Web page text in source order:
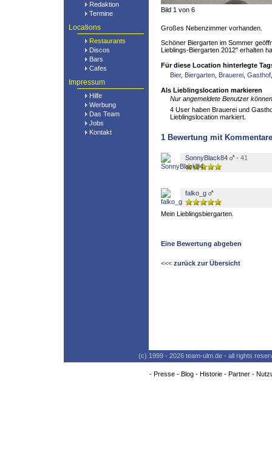
Redaktion
Termine
Locations
Restaurants
Discos
Bars
Cafes
Impressum
Hilfe
Werbung
Das Team
Jobs
Kontakt
Bild 1 von 6
Großes Nebenzimmer vorhanden.
Schöner Biergarten im Sommer
Lieblings-Biergarten 2012" erhalten
Für diese Location hinterlegte
Bier, Biergarten Brauerei Gasthof
Als Lieblingslocation markieren
Nur angemeldete Benutzer
4 User haben Brauerei und
Lieblingslocation markiert.
1 Bewertung mit
SonnyBlack84 - 41
falko_g
Mein Lieblingsbiergarten.
Eine Bewertung abgeben
<<< zurück zur Übersicht
(c) 1999 - 2026 team-ulm.de - all rights
- Presse- Blog- Historie- Partner-